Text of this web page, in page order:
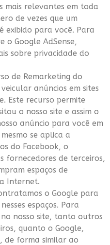
mais relevantes em toda
de vezes que um
exibido para você. Para
o Google AdSense,
sobre privacidade do
de Remarketing do
anúncios em sites
Este recurso permite
o nosso site e assim o
anúncio para você em
se aplica a
do Facebook, o
fornecedores de terceiros,
espaços de
Internet.
o Google para
espaços. Para
nosso site, tanto outros
quanto o Google,
de forma similar ao